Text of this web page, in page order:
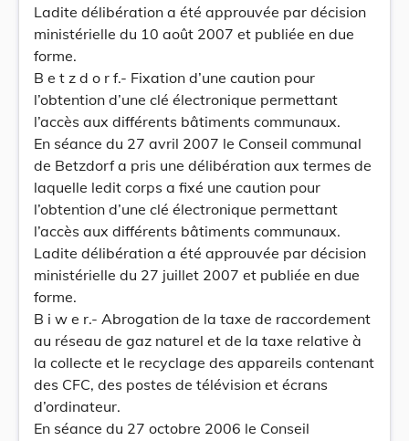
Ladite délibération a été approuvée par décision
ministérielle du 10 août 2007 et publiée en due
forme.
B e t z d o r f.- Fixation d’une caution pour
l’obtention d’une clé électronique permettant
l’accès aux différents bâtiments communaux.
En séance du 27 avril 2007 le Conseil communal
de Betzdorf a pris une délibération aux termes de
laquelle ledit corps a fixé une caution pour
l’obtention d’une clé électronique permettant
l’accès aux différents bâtiments communaux.
Ladite délibération a été approuvée par décision
ministérielle du 27 juillet 2007 et publiée en due
forme.
B i w e r.- Abrogation de la taxe de raccordement
au réseau de gaz naturel et de la taxe relative à
la collecte et le recyclage des appareils contenant
des CFC, des postes de télévision et écrans
d’ordinateur.
En séance du 27 octobre 2006 le Conseil